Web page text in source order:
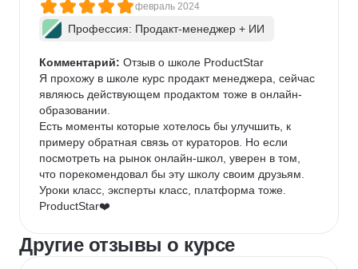
февраль 2024
Профессия: Продакт-менеджер + ИИ
Комментарий: Отзыв о школе ProductStar
Я прохожу в школе курс продакт менеджера, сейчас
являюсь действующем продактом тоже в онлайн-
образовании.
Есть моменты которые хотелось бы улучшить, к
примеру обратная связь от кураторов. Но если
посмотреть на рынок онлайн-школ, уверен в том,
что порекомендовал бы эту школу своим друзьям.
Уроки класс, эксперты класс, платформа тоже.
ProductStar❤️
Другие отзывы о курсе